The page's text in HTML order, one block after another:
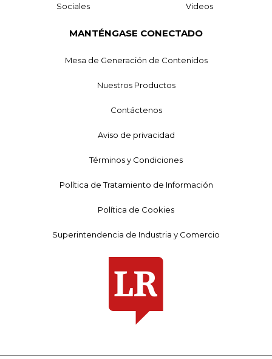
Sociales Videos
MANTÉNGASE CONECTADO
Mesa de Generación de Contenidos
Nuestros Productos
Contáctenos
Aviso de privacidad
Términos y Condiciones
Política de Tratamiento de Información
Política de Cookies
Superintendencia de Industria y Comercio